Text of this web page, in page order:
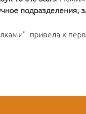
привела к